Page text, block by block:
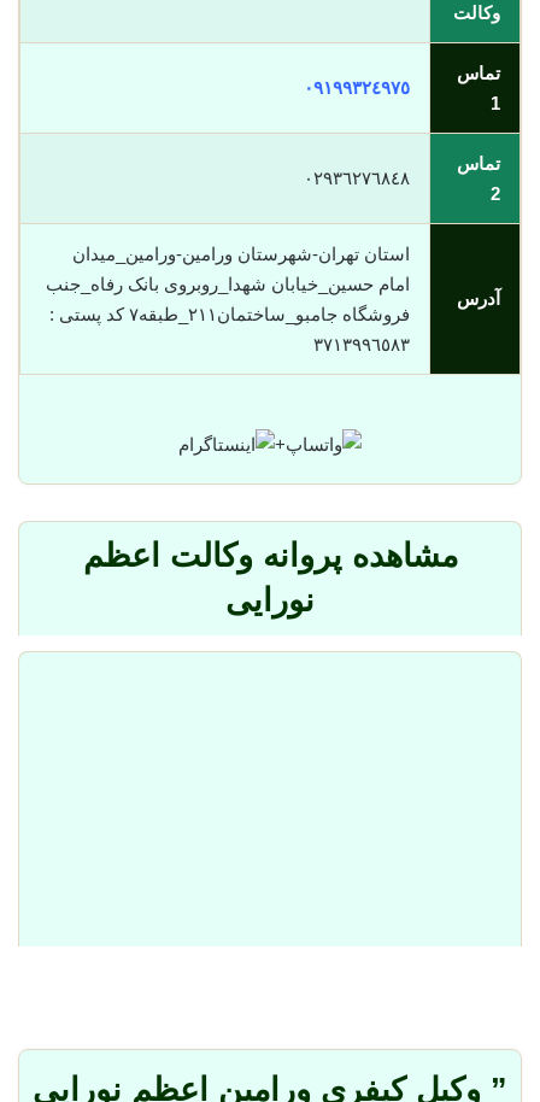
وکالت
تماس
1
٠٩١٩٩٣٢٤٩٧٥
تماس
2
٠٢٩٣٦٢٧٦٨٤٨
آدرس
استان تهران-شهرستان ورامین-ورامین_میدان
امام حسین_خیابان شهدا_روبروی بانک رفاه_جنب
فروشگاه جامبو_ساختمان۲۱۱_طبقه٧ کد پستی :
٣٧١٣٩٩٦٥٨٣
+
مشاهده پروانه وکالت اعظم
نورایی
” وکیل کیفری ورامین اعظم نورایی